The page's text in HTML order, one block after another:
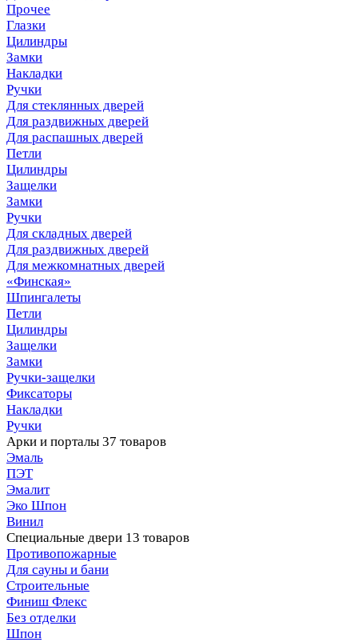
Прочее
Глазки
Цилиндры
Замки
Накладки
Ручки
Для стеклянных дверей
Для раздвижных дверей
Для распашных дверей
Петли
Цилиндры
Защелки
Замки
Ручки
Для складных дверей
Для раздвижных дверей
Для межкомнатных дверей
«Финская»
Шпингалеты
Петли
Цилиндры
Защелки
Замки
Ручки-защелки
Фиксаторы
Накладки
Ручки
Арки и порталы 37 товаров
Эмаль
ПЭТ
Эмалит
Эко Шпон
Винил
Специальные двери 13 товаров
Противопожарные
Для сауны и бани
Строительные
Финиш Флекс
Без отделки
Шпон